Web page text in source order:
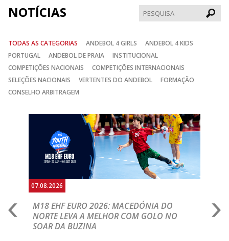
NOTÍCIAS
TODAS AS CATEGORIAS ANDEBOL 4 GIRLS
ANDEBOL 4 KIDS
PORTUGAL
ANDEBOL DE PRAIA
INSTITUCIONAL
COMPETIÇÕES NACIONAIS
COMPETIÇÕES INTERNACIONAIS
SELEÇÕES NACIONAIS
VERTENTES DO ANDEBOL
FORMAÇÃO
CONSELHO ARBITRAGEM
07.08.2026
M18 EHF EURO 2026: MACEDÓNIA DO
NORTE LEVA A MELHOR COM GOLO NO
SOAR DA BUZINA